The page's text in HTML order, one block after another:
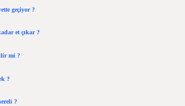
geçiyor ?
et çıkar ?
mi ?
?
?